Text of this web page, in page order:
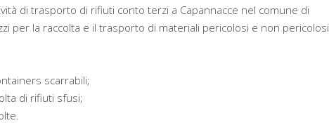
di trasporto di rifiuti conto terzi a Capannacce nel comune di
per la raccolta e il trasporto di materiali pericolosi e non pericolosi
scarrabili;
di rifiuti sfusi;